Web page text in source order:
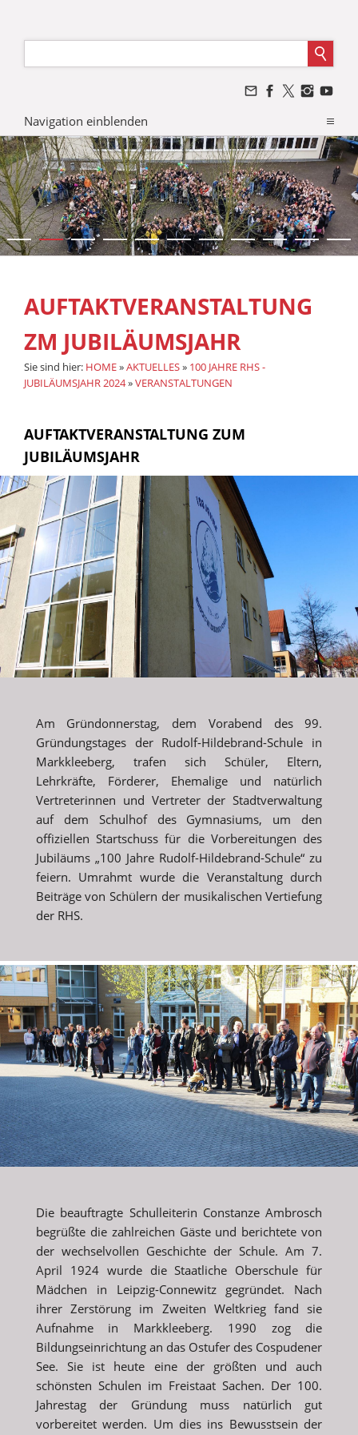
Navigation einblenden
AUFTAKTVERANSTALTUNG
ZM JUBILÄUMSJAHR
Sie sind hier: HOME»AKTUELLES» 100 JAHRE RHS -
JUBILÄUMSJAHR 2024»VERANSTALTUNGEN
AUFTAKTVERANSTALTUNG ZUM
JUBILÄUMSJAHR
Am Gründonnerstag, dem Vorabend des 99.
Gründungstages der Rudolf-Hildebrand-Schule in
Markkleeberg, trafen sich Schüler, Eltern,
Lehrkräfte, Förderer, Ehemalige und natürlich
Vertreterinnen und Vertreter der Stadtverwaltung
auf dem Schulhof des Gymnasiums, um den
offiziellen Startschuss für die Vorbereitungen des
Jubiläums „100 Jahre Rudolf-Hildebrand-Schule“ zu
feiern. Umrahmt wurde die Veranstaltung durch
Beiträge von Schülern der musikalischen Vertiefung
der RHS.
Die beauftragte Schulleiterin Constanze Ambrosch
begrüßte die zahlreichen Gäste und berichtete von
der wechselvollen Geschichte der Schule. Am 7.
April 1924 wurde die Staatliche Oberschule für
Mädchen in Leipzig-Connewitz gegründet. Nach
ihrer Zerstörung im Zweiten Weltkrieg fand sie
Aufnahme in Markkleeberg. 1990 zog die
Bildungseinrichtung an das Ostufer des Cospudener
See. Sie ist heute eine der größten und auch
schönsten Schulen im Freistaat Sachen. Der 100.
Jahrestag der Gründung muss natürlich gut
vorbereitet werden. Um dies ins Bewusstsein der